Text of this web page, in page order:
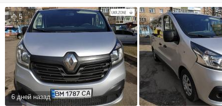
5
6 дней назад